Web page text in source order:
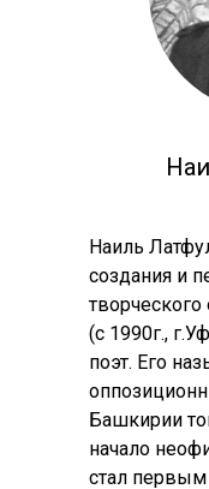
Наиль
создания и
(с 1990г.,
поэт. Его
Башкирии
начало
стал